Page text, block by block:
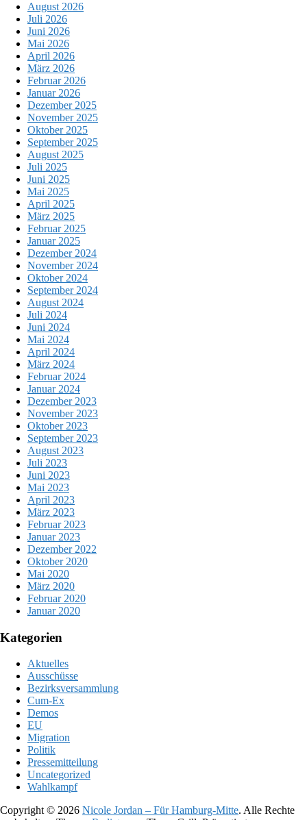
August 2026
Juli 2026
Juni 2026
Mai 2026
April 2026
März 2026
Februar 2026
Januar 2026
Dezember 2025
November 2025
Oktober 2025
September 2025
August 2025
Juli 2025
Juni 2025
Mai 2025
April 2025
März 2025
Februar 2025
Januar 2025
Dezember 2024
November 2024
Oktober 2024
September 2024
August 2024
Juli 2024
Juni 2024
Mai 2024
April 2024
März 2024
Februar 2024
Januar 2024
Dezember 2023
November 2023
Oktober 2023
September 2023
August 2023
Juli 2023
Juni 2023
Mai 2023
April 2023
März 2023
Februar 2023
Januar 2023
Dezember 2022
Oktober 2020
Mai 2020
März 2020
Februar 2020
Januar 2020
Kategorien
Aktuelles
Ausschüsse
Bezirksversammlung
Cum-Ex
Demos
EU
Migration
Politik
Pressemitteilung
Uncategorized
Wahlkampf
Copyright © 2026 Nicole Jordan – Für Hamburg-Mitte. Alle Rechte